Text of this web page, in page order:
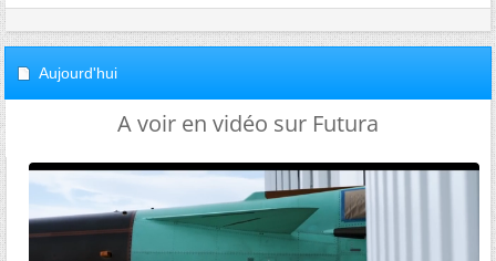
Aujourd'hui
A voir en vidéo sur Futura